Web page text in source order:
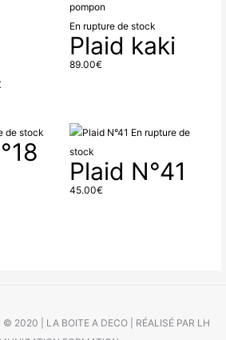
En rupture de stock
Plaid kaki
89.00€
de stock
En rupture de
stock
Plaid N°41
45.00€
© 2020 | LA BOITE A DECO | RÉALISÉ PAR LH